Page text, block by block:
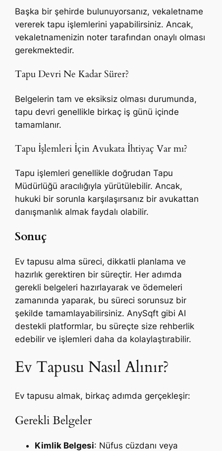
Başka bir şehirde bulunuyorsanız, vekaletname
vererek tapu işlemlerini yapabilirsiniz. Ancak,
vekaletnamenizin noter tarafından onaylı olması
gerekmektedir.
Tapu Devri Ne Kadar Sürer?
Belgelerin tam ve eksiksiz olması durumunda,
tapu devri genellikle birkaç iş günü içinde
tamamlanır.
Tapu İşlemleri İçin Avukata İhtiyaç Var mı?
Tapu işlemleri genellikle doğrudan Tapu
Müdürlüğü aracılığıyla yürütülebilir. Ancak,
hukuki bir sorunla karşılaşırsanız bir avukattan
danışmanlık almak faydalı olabilir.
Sonuç
Ev tapusu alma süreci, dikkatli planlama ve
hazırlık gerektiren bir süreçtir. Her adımda
gerekli belgeleri hazırlayarak ve ödemeleri
zamanında yaparak, bu süreci sorunsuz bir
şekilde tamamlayabilirsiniz. AnySqft gibi AI
destekli platformlar, bu süreçte size rehberlik
edebilir ve işlemleri daha da kolaylaştırabilir.
Ev Tapusu Nasıl Alınır?
Ev tapusu almak, birkaç adımda gerçekleşir:
Gerekli Belgeler
Kimlik Belgesi: Nüfus cüzdanı veya